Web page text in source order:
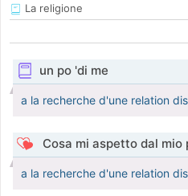
La religione
un po 'di me
a la recherche d'une relation
Cosa mi aspetto dal mio
a la recherche d'une relation